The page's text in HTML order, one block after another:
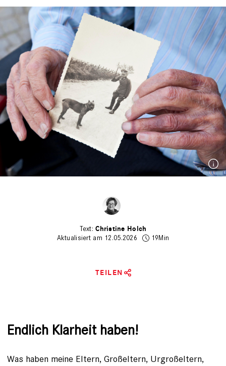
Christine Holch
Aktualisiert am 12.05.2026
19Min
TEILEN
Endlich Klarheit haben!
Was haben meine Eltern, Großeltern, Urgroßeltern,